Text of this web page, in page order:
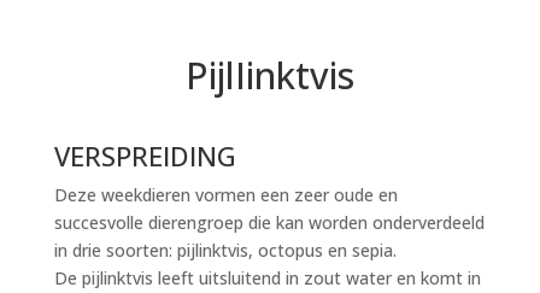
PijlIinktvis
VERSPREIDING
Deze weekdieren vormen een zeer oude en
succesvolle dierengroep die kan worden onderverdeeld
in drie soorten: pijlinktvis, octopus en sepia.
De pijlinktvis leeft uitsluitend in zout water en komt in